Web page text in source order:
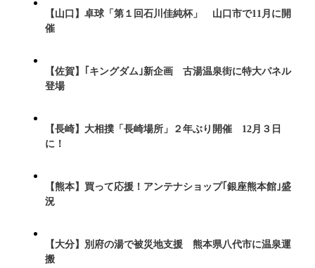
【山口】卓球「第１回石川佳純杯」 山口市で11月に開
催
【佐賀】｢キングダム｣新企画 古湯温泉街に特大パネル
登場
【長崎】大相撲「長崎場所」２年ぶり開催 12月３日
に！
【熊本】買って応援！アンテナショップ｢銀座熊本館｣盛
況
【大分】別府の湯で被災地支援 熊本県八代市に温泉運
搬